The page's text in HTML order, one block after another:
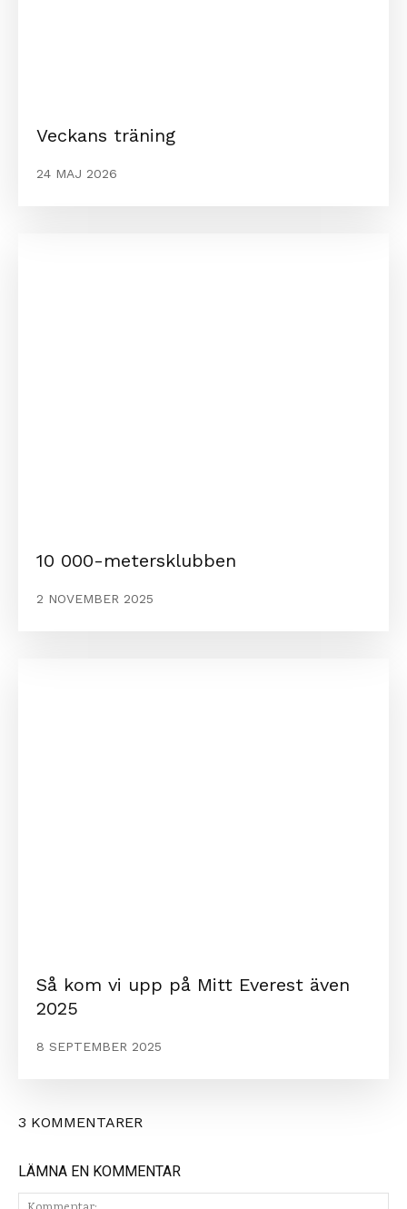
Veckans träning
24 MAJ 2026
10 000-metersklubben
2 NOVEMBER 2025
Så kom vi upp på Mitt Everest även
2025
8 SEPTEMBER 2025
3 KOMMENTARER
LÄMNA EN KOMMENTAR